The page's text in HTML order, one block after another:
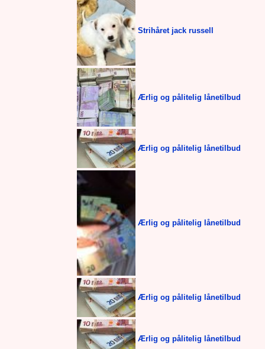
Strihåret jack russell
Ærlig og pålitelig lånetilbud
Ærlig og pålitelig lånetilbud
Ærlig og pålitelig lånetilbud
Ærlig og pålitelig lånetilbud
Ærlig og pålitelig lånetilbud